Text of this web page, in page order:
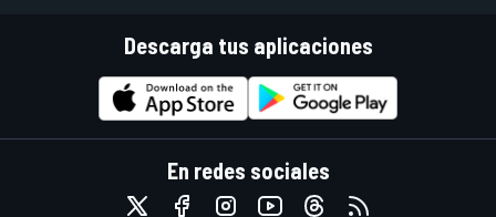
Descarga tus aplicaciones
En redes sociales